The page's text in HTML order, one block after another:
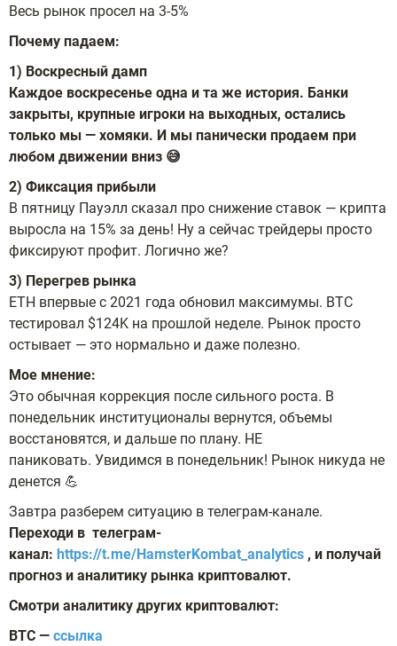
Весь рынок просел на 3-5%
Почему падаем:
1) Воскресный дамп
Каждое воскресенье одна и та же история. Банки
закрыты, крупные игроки на выходных, остались
только мы — хомяки. И мы панически продаем при
любом движении вниз 😅
2) Фиксация прибыли
В пятницу Пауэлл сказал про снижение ставок — крипта
выросла на 15% за день! Ну а сейчас трейдеры просто
фиксируют профит. Логично же?
3) Перегрев рынка
ETH впервые с 2021 года обновил максимумы. BTC
тестировал $124K на прошлой неделе. Рынок просто
остывает — это нормально и даже полезно.
Мое мнение:
Это обычная коррекция после сильного роста. В
понедельник институционалы вернутся, объемы
восстановятся, и дальше по плану. НЕ
паниковать. Увидимся в понедельник! Рынок никуда не
денется 💪
Завтра разберем ситуацию в телеграм-канале.
Переходи в телеграм-
канал: https://t.me/HamsterKombat_analytics , и получай
прогноз и аналитику рынка криптовалют.
Смотри аналитику других криптовалют:
BTC — ссылка